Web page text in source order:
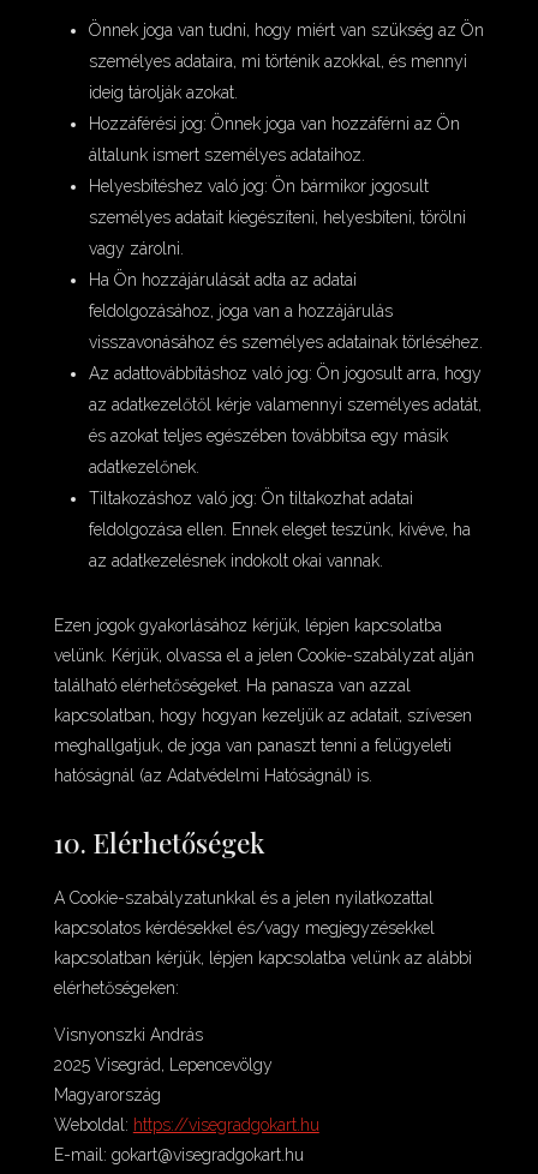
Önnek joga van tudni, hogy miért van szükség az Ön
személyes adataira, mi történik azokkal, és mennyi
ideig tárolják azokat.
Hozzáférési jog: Önnek joga van hozzáférni az Ön
általunk ismert személyes adataihoz.
Helyesbítéshez való jog: Ön bármikor jogosult
személyes adatait kiegészíteni, helyesbíteni, törölni
vagy zárolni.
Ha Ön hozzájárulását adta az adatai
feldolgozásához, joga van a hozzájárulás
visszavonásához és személyes adatainak törléséhez.
Az adattovábbításhoz való jog: Ön jogosult arra, hogy
az adatkezelőtől kérje valamennyi személyes adatát,
és azokat teljes egészében továbbítsa egy másik
adatkezelőnek.
Tiltakozáshoz való jog: Ön tiltakozhat adatai
feldolgozása ellen. Ennek eleget teszünk, kivéve, ha
az adatkezelésnek indokolt okai vannak.
Ezen jogok gyakorlásához kérjük, lépjen kapcsolatba
velünk. Kérjük, olvassa el a jelen Cookie-szabályzat alján
található elérhetőségeket. Ha panasza van azzal
kapcsolatban, hogy hogyan kezeljük az adatait, szívesen
meghallgatjuk, de joga van panaszt tenni a felügyeleti
hatóságnál (az Adatvédelmi Hatóságnál) is.
10. Elérhetőségek
A Cookie-szabályzatunkkal és a jelen nyilatkozattal
kapcsolatos kérdésekkel és/vagy megjegyzésekkel
kapcsolatban kérjük, lépjen kapcsolatba velünk az alábbi
elérhetőségeken:
Visnyonszki András
2025 Visegrád, Lepencevölgy
Magyarország
Weboldal: https://visegradgokart.hu
E-mail: gokart@visegradgokart.hu